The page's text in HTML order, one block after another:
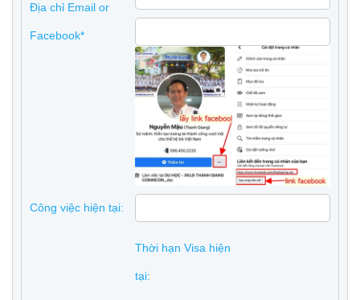
Địa chỉ Email or
Facebook*
Công việc hiện tại:
Thời hạn Visa hiện
tại: